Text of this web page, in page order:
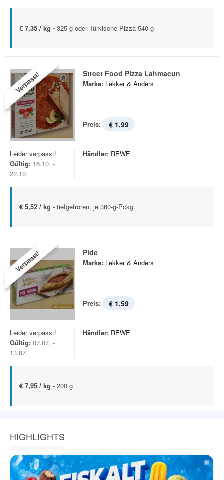
€ 7,35 / kg - 325 g oder Türkische Pizza 540 g
Verpasst! Street Food Pizza Lahmacun
Marke: Lekker & Anders
Preis: € 1,99
Leider verpasst!
Gültig: 16.10. -
22.10.
Händler: REWE
€ 5,52 / kg - tiefgefroren, je 360-g-Pckg.
Verpasst! Pide
Marke: Lekker & Anders
Preis: € 1,59
Leider verpasst!
Gültig: 07.07. -
13.07.
Händler: REWE
€ 7,95 / kg - 200 g
HIGHLIGHTS